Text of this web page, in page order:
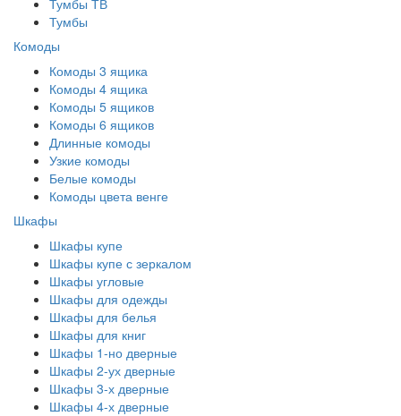
Тумбы
Комоды
Комоды 3 ящика
Комоды 4 ящика
Комоды 5 ящиков
Комоды 6 ящиков
Длинные комоды
Узкие комоды
Белые комоды
Комоды цвета венге
Шкафы
Шкафы купе
Шкафы купе с зеркалом
Шкафы угловые
Шкафы для одежды
Шкафы для белья
Шкафы для книг
Шкафы 1-но дверные
Шкафы 2-ух дверные
Шкафы 3-х дверные
Шкафы 4-х дверные